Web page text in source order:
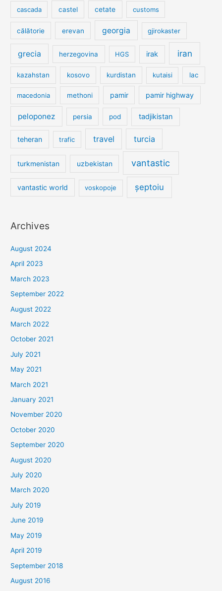
cascada castel cetate customs
călătorie erevan georgia gjirokaster
grecia herzegovina HGS irak iran
kazahstan kosovo kurdistan kutaisi lac
macedonia methoni pamir pamir highway
peloponez persia pod tadjikistan
teheran trafic travel turcia
turkmenistan uzbekistan vantastic
vantastic world voskopoje șeptoiu
Archives
August 2024
April 2023
March 2023
September 2022
August 2022
March 2022
October 2021
July 2021
May 2021
March 2021
January 2021
November 2020
October 2020
September 2020
August 2020
July 2020
March 2020
July 2019
June 2019
May 2019
April 2019
September 2018
August 2016